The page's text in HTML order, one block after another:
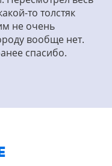
то толстяк
не очень
вообще нет.
спасибо.